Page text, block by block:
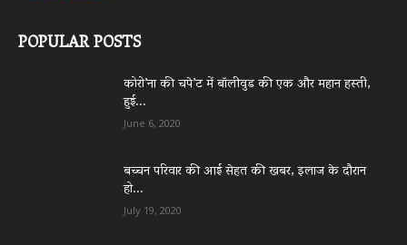
POPULAR POSTS
कोरो’ना की चपे’ट में बॉलीवुड की एक और महान हस्ती,
हुई...
June 6, 2020
बच्चन परिवार की आई सेहत की खबर, इलाज के दौरान
हो...
July 19, 2020